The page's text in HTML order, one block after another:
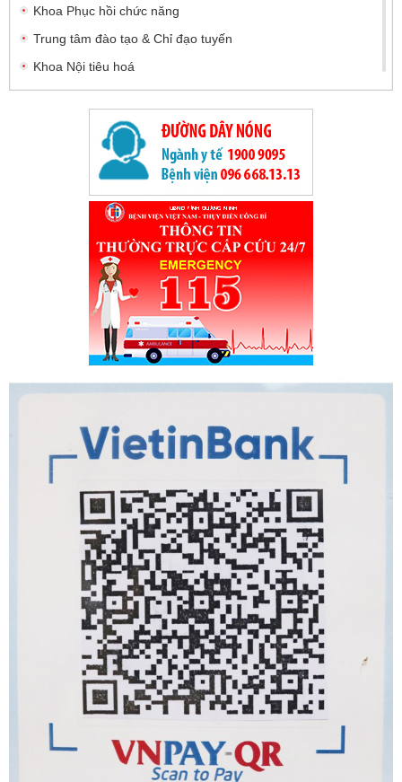
Khoa Phục hồi chức năng
Trung tâm đào tạo & Chỉ đạo tuyến
Khoa Nội tiêu hoá
Khoa Nội tiết
Khoa Tâm thần kinh - cơ xương khớp
Khoa Ngoại Tiêu hóa và Tổng hợp
Khoa Chấn thương - Chỉnh hình và Bỏng
Khoa Ngoại thần kinh
Khoa Phẫu thuật - Can thiệp tim mạch và Lồng ngực
Khoa Điều trị theo yêu cầu
Khoa Bệnh nhiệt đới
Khoa Chẩn đoán hình ảnh
Khoa Giải phẫu bệnh
Khoa Hóa sinh
Khoa Huyết học - Truyền máu
Khoa Kiểm soát nhiễm khuẩn
Phòng Kế hoạch tổng hợp
Phòng Điều dưỡng
Phòng Tài chính kế toán
Phòng Hành chính quản trị
Phòng Vật tư - Thiết bị y tế
Phòng Tổ chức cán bộ
Phòng Quản lý chất lượng
Khoa Sơ sinh
Khoa Tai Mũi Họng